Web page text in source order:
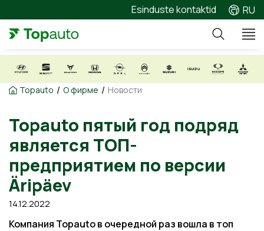
Esinduste kontaktid RU
Topauto / О фирме / Новости
Topauto пятый год подряд
является ТОП-
предприятием по версии
Äripäev
14.12.2022
Компания Topauto в очередной раз вошла в топ